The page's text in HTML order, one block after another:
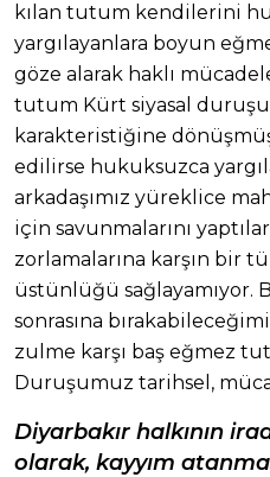
kılan tutum kendilerini
yargılayanlara boyun
göze alarak haklı
tutum Kürt siyasal
karakteristiğine
edilirse hukuksuzca
arkadaşımız yüreklice
için savunmalarını
zorlamalarına karşın bir
üstünlüğü sağlayamıyor.
sonrasına
zulme karşı baş eğmez
Duruşumuz tarihsel,
Diyarbakır halkının
olarak, kayyım